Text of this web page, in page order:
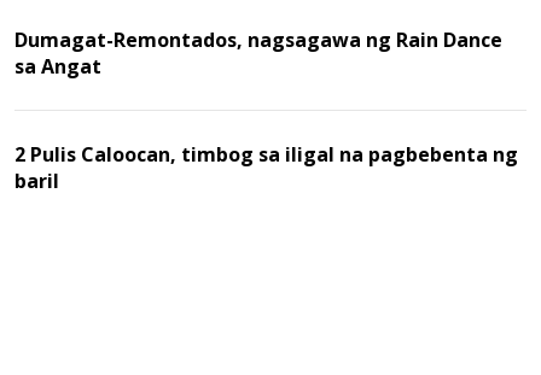
Dumagat-Remontados, nagsagawa ng Rain Dance
sa Angat
2 Pulis Caloocan, timbog sa iligal na pagbebenta ng
baril